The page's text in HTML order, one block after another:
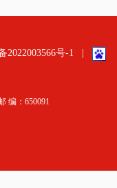
2022003566号-1
编：650091